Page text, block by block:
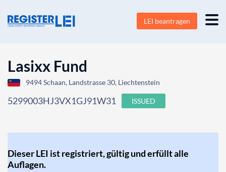
LEI beantragen
Lasixx Fund
9494 Schaan, Landstrasse 30, Liechtenstein
5299003HJ3VX1GJ91W31 ISSUED
Dieser LEI ist registriert, gültig und erfüllt alle
Auflagen.